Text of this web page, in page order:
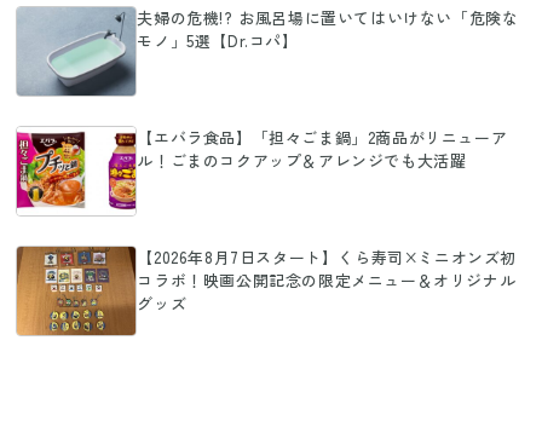
夫婦の危機!? お風呂場に置いてはいけない「危険な
モノ」5選【Dr.コパ】
【エバラ食品】「担々ごま鍋」2商品がリニューア
ル！ごまのコクアップ＆アレンジでも大活躍
【2026年8月7日スタート】くら寿司×ミニオンズ初
コラボ！映画公開記念の限定メニュー＆オリジナル
グッズ